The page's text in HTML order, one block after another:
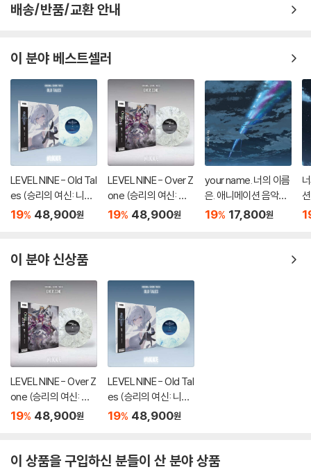
배송/반품/교환 안내
이 분야 베스트셀러
LEVEL NINE - Old Tal
es (승리의 여신: 니케
OST) [마블 컬러 LP]
19% 48,900원
LEVEL NINE - Over Z
one (승리의 여신: 니
케 OST) [마블 컬러 L
19% 48,900원
your name. 너의 이름
은. 애니메이션 음악
(君の名は。OST by
19% 17,800원
이 분야 신상품
LEVEL NINE - Over Z
one (승리의 여신: 니
케 OST) [마블 컬러 L
19% 48,900원
LEVEL NINE - Old Tal
es (승리의 여신: 니케
OST) [마블 컬러 LP]
19% 48,900원
이 상품을 구입하신 분들이 산 분야 상품